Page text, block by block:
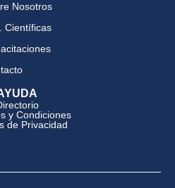
Nosotros
Científicas
y Condiciones
de Privacidad